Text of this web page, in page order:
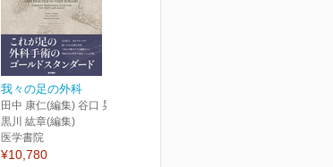
我々の足の外科
田中 康仁(編集) 谷口 晃(編集)
黒川 紘章(編集)
医学書院
¥10,780